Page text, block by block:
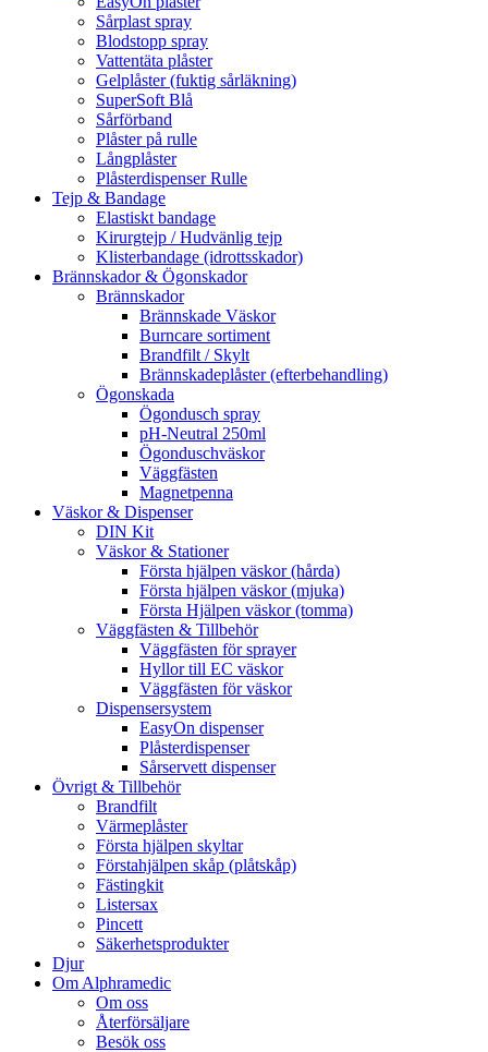
Sårplast spray
Blodstopp spray
Vattentäta plåster
Gelplåster (fuktig sårläkning)
SuperSoft Blå
Sårförband
Plåster på rulle
Långplåster
Plåsterdispenser Rulle
Tejp & Bandage
Elastiskt bandage
Kirurgtejp / Hudvänlig tejp
Klisterbandage (idrottsskador)
Brännskador & Ögonskador
Brännskador
Brännskade Väskor
Burncare sortiment
Brandfilt / Skylt
Brännskadeplåster (efterbehandling)
Ögonskada
Ögondusch spray
pH-Neutral 250ml
Ögonduschväskor
Väggfästen
Magnetpenna
Väskor & Dispenser
DIN Kit
Väskor & Stationer
Första hjälpen väskor (hårda)
Första hjälpen väskor (mjuka)
Första Hjälpen väskor (tomma)
Väggfästen & Tillbehör
Väggfästen för sprayer
Hyllor till EC väskor
Väggfästen för väskor
Dispensersystem
EasyOn dispenser
Plåsterdispenser
Sårservett dispenser
Övrigt & Tillbehör
Brandfilt
Värmeplåster
Första hjälpen skyltar
Förstahjälpen skåp (plåtskåp)
Fästingkit
Listersax
Pincett
Säkerhetsprodukter
Djur
Om Alphramedic
Om oss
Återförsäljare
Besök oss